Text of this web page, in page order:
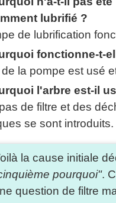
lubrifié ?
de lubrification
fonctionne-t-
la pompe est usé
l'arbre est-il
de filtre et des
se sont introduits.
la cause initiale
pourquoi".
question de filtre